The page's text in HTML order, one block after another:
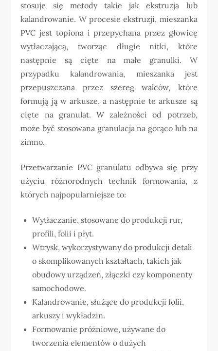
stosuje się metody takie jak ekstruzja lub
kalandrowanie. W procesie ekstruzji, mieszanka
PVC jest topiona i przepychana przez głowicę
wytłaczającą, tworząc długie nitki, które
następnie są cięte na małe granulki. W
przypadku kalandrowania, mieszanka jest
przepuszczana przez szereg walców, które
formują ją w arkusze, a następnie te arkusze są
cięte na granulat. W zależności od potrzeb,
może być stosowana granulacja na gorąco lub na
zimno.
Przetwarzanie PVC granulatu odbywa się przy
użyciu różnorodnych technik formowania, z
których najpopularniejsze to:
Wytłaczanie, stosowane do produkcji rur,
profili, folii i płyt.
Wtrysk, wykorzystywany do produkcji detali
o skomplikowanych kształtach, takich jak
obudowy urządzeń, złączki czy komponenty
samochodowe.
Kalandrowanie, służące do produkcji folii,
arkuszy i wykładzin.
Formowanie próżniowe, używane do
tworzenia elementów o dużych